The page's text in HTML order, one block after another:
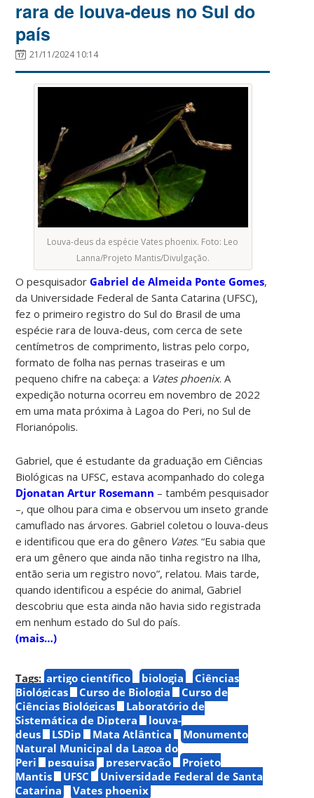
rara de louva-deus no Sul do
país
21/11/2024 10:14
Louva-deus da espécie Vates phoenix. Foto: Leo
Lanna/Projeto Mantis/Divulgação.
O pesquisadorGabriel de Almeida Ponte Gomes,
da Universidade Federal de Santa Catarina (UFSC),
fez o primeiro registro do Sul do Brasil de uma
espécie rara de louva-deus, com cerca de sete
centímetros de comprimento, listras pelo corpo,
formato de folha nas pernas traseiras e um
pequeno chifre na cabeça: a Vates phoenix. A
expedição noturna ocorreu em novembro de 2022
em uma mata próxima à Lagoa do Peri, no Sul de
Florianópolis.
Gabriel, que é estudante da graduação em Ciências
Biológicas na UFSC, estava acompanhado do colega
Djonatan Artur Rosemann – também pesquisador
–, que olhou para cima e observou um inseto grande
camuflado nas árvores. Gabriel coletou o louva-deus
e identificou que era do gênero Vates. “Eu sabia que
era um gênero que ainda não tinha registro na Ilha,
então seria um registro novo”, relatou. Mais tarde,
quando identificou a espécie do animal, Gabriel
descobriu que esta ainda não havia sido registrada
em nenhum estado do Sul do país.
(mais…)
Tags: artigo científico biologia
Ciências
Biológicas
Curso de Biologia
Curso de
Ciências Biológicas
Laboratório de
Sistemática de Diptera
louva-
deus
LSDip Mata Atlântica
Monumento
Natural Municipal da Lagoa do
Peri
pesquisa preservação
Projeto
Mantis
UFSC
Universidade Federal de Santa
Catarina
Vates phoenix